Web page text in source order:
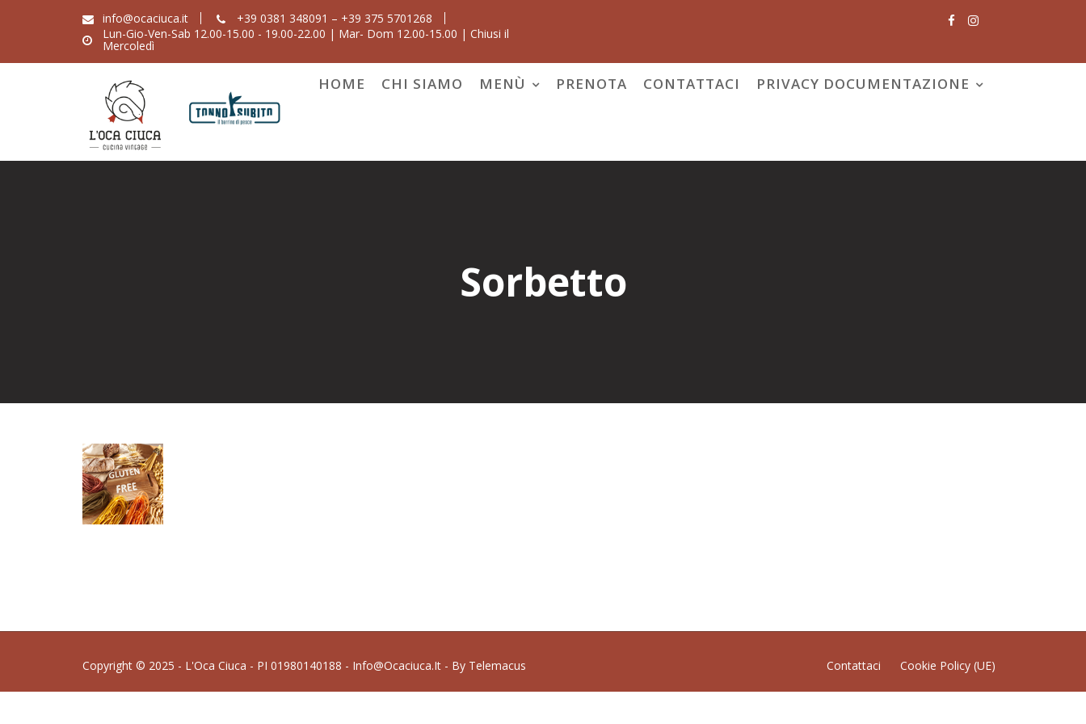
info@ocaciuca.it
+39 0381 348091 – +39 375 5701268
Lun-Gio-Ven-Sab 12.00-15.00 - 19.00-22.00 | Mar- Dom 12.00-15.00 | Chiusi il
Mercoledì
HOME CHI SIAMO MENÙ PRENOTA CONTATTACI PRIVACY DOCUMENTAZIONE
Sorbetto
Copyright © 2025 - L'Oca Ciuca - PI 01980140188 - Info@ocaciuca.it - By Telemacus Contattaci Cookie Policy (UE)